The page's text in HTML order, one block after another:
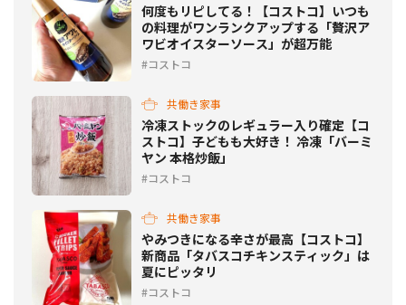
何度もリピしてる！【コストコ】いつも
の料理がワンランクアップする「贅沢ア
ワビオイスターソース」が超万能
コストコ
共働き家事
冷凍ストックのレギュラー入り確定【コ
ストコ】子どもも大好き！ 冷凍「バーミ
ヤン 本格炒飯」
コストコ
共働き家事
やみつきになる辛さが最高【コストコ】
新商品「タバスコチキンスティック」は
夏にピッタリ
コストコ